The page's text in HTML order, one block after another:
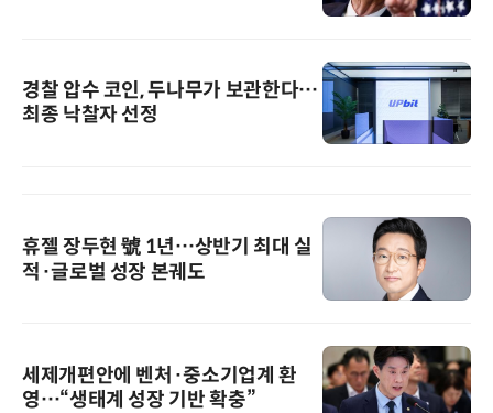
경찰 압수 코인, 두나무가 보관한다…
최종 낙찰자 선정
휴젤 장두현 號 1년…상반기 최대 실
적·글로벌 성장 본궤도
세제개편안에 벤처·중소기업계 환
영…“생태계 성장 기반 확충”